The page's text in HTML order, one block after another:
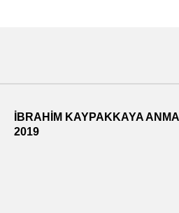
İBRAHİM KAYPAKKAYA
2019